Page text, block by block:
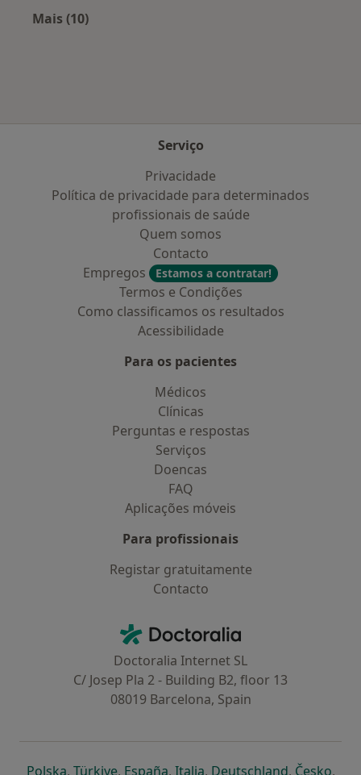
Mais (10)
Serviço
Privacidade
Política de privacidade para determinados
profissionais de saúde
Quem somos
Contacto
Empregos
Estamos a contratar!
Termos e Condições
Como classificamos os resultados
Acessibilidade
Para os pacientes
Médicos
Clínicas
Perguntas e respostas
Serviços
Doencas
FAQ
Aplicações móveis
Para profissionais
Registar gratuitamente
Contacto
Doctoralia - Homepage
Doctoralia Internet SL
C/ Josep Pla 2 - Building B2, floor 13
08019 Barcelona, Spain
Polskaabre num novo separador
, Türkiyeabre num novo separador
, Españaabre num novo separador
, Italiaabre num novo
, Deutschlandabre num
, Česko,